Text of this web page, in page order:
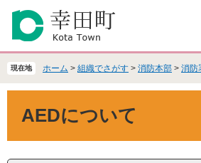
の
頭
ー
飛
本
文
現在地 ホーム > 組織でさがす > 消防本部 > 消防
AEDについて